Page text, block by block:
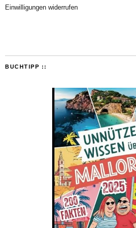
Einwilligungen widerrufen
BUCHTIPP ::